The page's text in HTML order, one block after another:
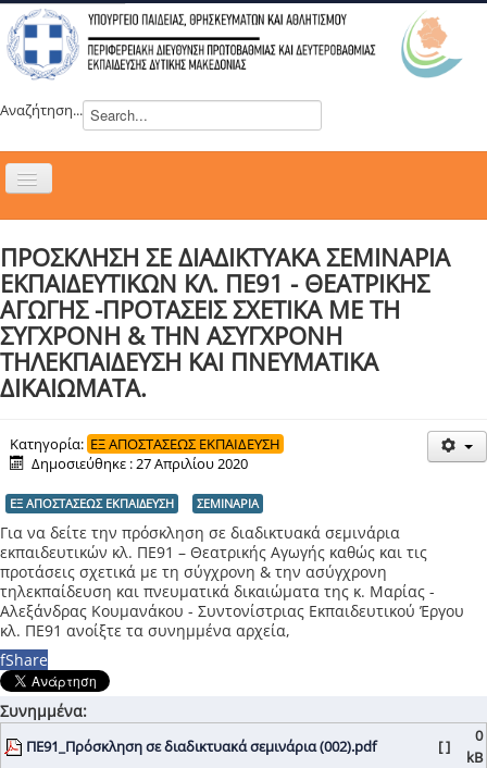
Αναζήτηση...
Εναλλαγή
ΝΕΑ
ΣΥΜΒΟΥΛΙΑ
ΕΥΡΩΠΑΪΚΑ ΠΡΟΓΡΑΜΜΑΤΑ
ΜΑΘΗΤΕΙΑ
ΕΠΙΚΟΙΝΩΝΙΑ
ΠΡΟΣΚΛΗΣΗ ΣΕ ΔΙΑΔΙΚΤΥΑΚΑ ΣΕΜΙΝΑΡΙΑ
ΕΚΠΑΙΔΕΥΤΙΚΩΝ ΚΛ. ΠΕ91 - ΘΕΑΤΡΙΚΗΣ
ΑΓΩΓΗΣ -ΠΡΟΤΑΣΕΙΣ ΣΧΕΤΙΚΑ ΜΕ ΤΗ
ΣΥΓΧΡΟΝΗ & ΤΗΝ ΑΣΥΓΧΡΟΝΗ
ΤΗΛΕΚΠΑΙΔΕΥΣΗ ΚΑΙ ΠΝΕΥΜΑΤΙΚΑ
ΔΙΚΑΙΩΜΑΤΑ.
Κατηγορία: ΕΞ ΑΠΟΣΤΑΣΕΩΣ ΕΚΠΑΙΔΕΥΣΗ
Δημοσιεύθηκε : 27 Απριλίου 2020
ΕΞ ΑΠΟΣΤΑΣΕΩΣ ΕΚΠΑΙΔΕΥΣΗ ΣΕΜΙΝΑΡΙΑ
Για να δείτε την πρόσκληση σε διαδικτυακά σεμινάρια
εκπαιδευτικών κλ. ΠΕ91 – Θεατρικής Αγωγής καθώς και τις
προτάσεις σχετικά με τη σύγχρονη & την ασύγχρονη
τηλεκπαίδευση και πνευματικά δικαιώματα της κ. Μαρίας -
Αλεξάνδρας Κουμανάκου - Συντονίστριας Εκπαιδευτικού Έργου
κλ. ΠΕ91 ανοίξτε τα συνημμένα αρχεία,
fShare
Συνημμένα:
ΠΕ91_Πρόσκληση σε διαδικτυακά σεμινάρια (002).pdf [ ]
0
kB